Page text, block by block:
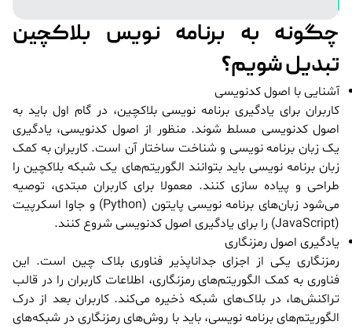
چگونه به برنامه نویس بلاکچین
تبدیل شویم؟
آشنایی با اصول کدنویسی
کاربران برای یادگیری برنامه نویسی بلاکچین، در گام اول باید به
اصول کدنویسی مسلط شوند. منظور از اصول کدنویسی، یادگیری
یک زبان برنامه نویسی و شناخت ساختار آن است. کاربران به کمک
زبان برنامه نویسی باید بتوانند الگوریتم‌های یک شبکه بلاکچین را
طراحی و پیاده سازی کنند. معمولا برای کاربران مبتدی، توصیه
می‌شود زبان‌های برنامه نویسی پایتون (Python) و جاوا اسکرپیت
(JavaScript) را برای یادگیری اصول کدنویسی شروع کنند.
یادگیری اصول رمزنگاری
رمزنگاری یکی از اجزای جداناپذیر فناوری بلاک چین است. این
فناوری به کمک الگوریتم‌های رمزنگاری، اطلاعات کاربران را در قالب
تراکنش‌ها، در بلاک‌های شبکه ذخیره می‌کند. کاربران بعد از درک
الگوریتم‌های برنامه نویسی، باید با روش‌های رمزنگاری در شبکه‌های